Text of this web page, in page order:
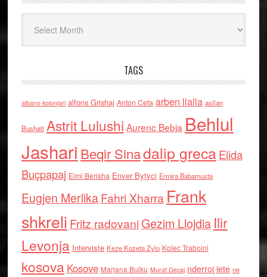
TAGS
albano kolonjari alfons Grishaj Anton Cefa arben llalla asllan
Bushati Astrit Lulushi Aurenc Bebja Behlul
Jashari Beqir Sinadalip grecaElida
Buçpapaj Elmi Berisha Enver Bytyci Ermira Babamusta
Eugjen MerlikaFahri Xharra Frank
shkreli Fritz radovaniGezim Llojdia Ilir
Levonja Interviste Keze Kozeta Zylo Kolec Traboini
kosova Kosove Marjana Bulku Murat Gecaj nderroi jete ne